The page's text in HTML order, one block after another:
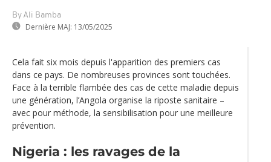
By Ali Bamba
Dernière MAJ: 13/05/2025
Cela fait six mois depuis l'apparition des premiers cas
dans ce pays. De nombreuses provinces sont touchées.
Face à la terrible flambée des cas de cette maladie depuis
une génération, l’Angola organise la riposte sanitaire –
avec pour méthode, la sensibilisation pour une meilleure
prévention.
Nigeria : les ravages de la